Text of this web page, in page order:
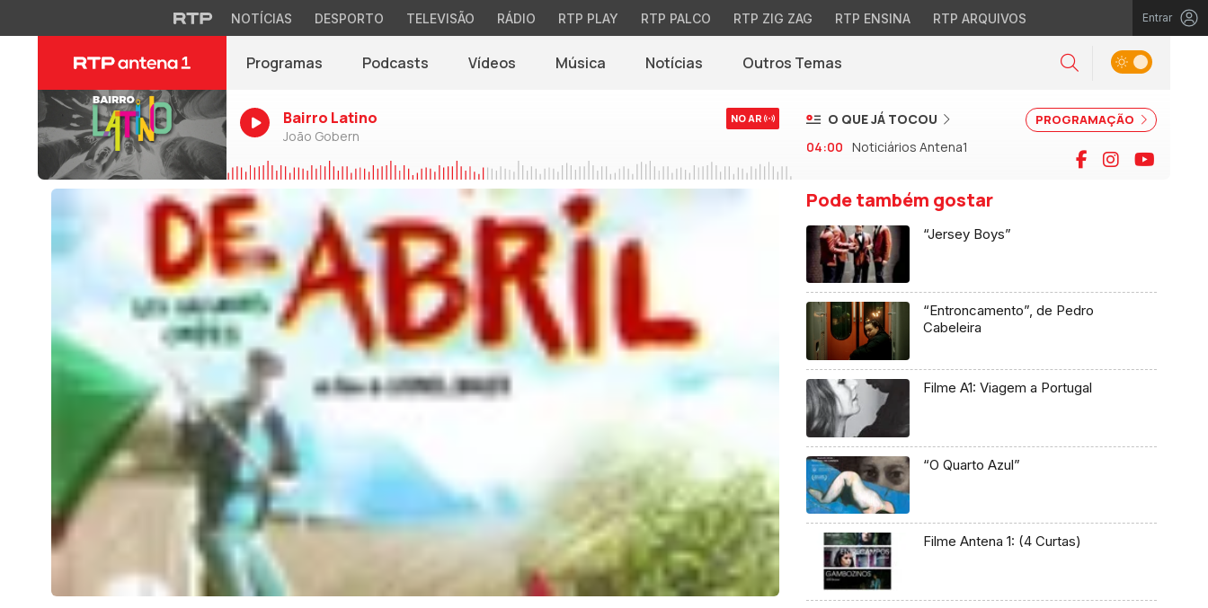
NOTÍCIAS DESPORTO TELEVISÃO RÁDIO RTP PLAY RTP PALCO RTP ZIG ZAG RTP ENSINA RTP ARQUIVOS Entrar
Programas Podcasts Vídeos Música Notícias(abre em nova janela)
Outros Temas Pesquisar
Alternar tema
Bairro Latino
João Gobern
NO AR PROGRAMAÇÃO
O QUE JÁ TOCOU
04:00 Noticiários Antena1 Facebook
Instagram
Pode também gostar
“Jersey Boys”
“Entroncamento”, de Pedro
Cabeleira
Filme A1: Viagem a Portugal
“O Quarto Azul”
Filme Antena 1: (4 Curtas)